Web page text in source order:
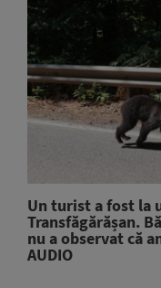
Un turist a fost la
Transfăgărășan.
nu a observat că
AUDIO